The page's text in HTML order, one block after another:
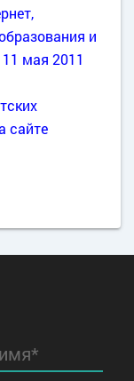
и
мая 2011
сайте